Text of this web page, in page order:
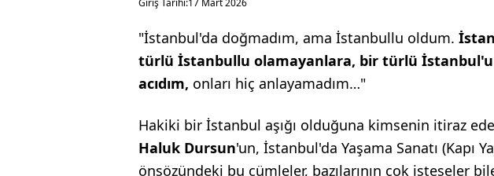
Giriş Tarihi:17 Mart 2026
"İstanbul'da doğmadım, ama İstanbullu oldum.
türlü İstanbullu olamayanlara, bir türlü
acıdım, onları hiç anlayamadım…"
Hakiki bir İstanbul aşığı olduğuna kimsenin itiraz
Haluk Dursun'un, İstanbul'da Yaşama Sanatı (Kapı
önsözündeki bu cümleler, bazılarının çok isteseler